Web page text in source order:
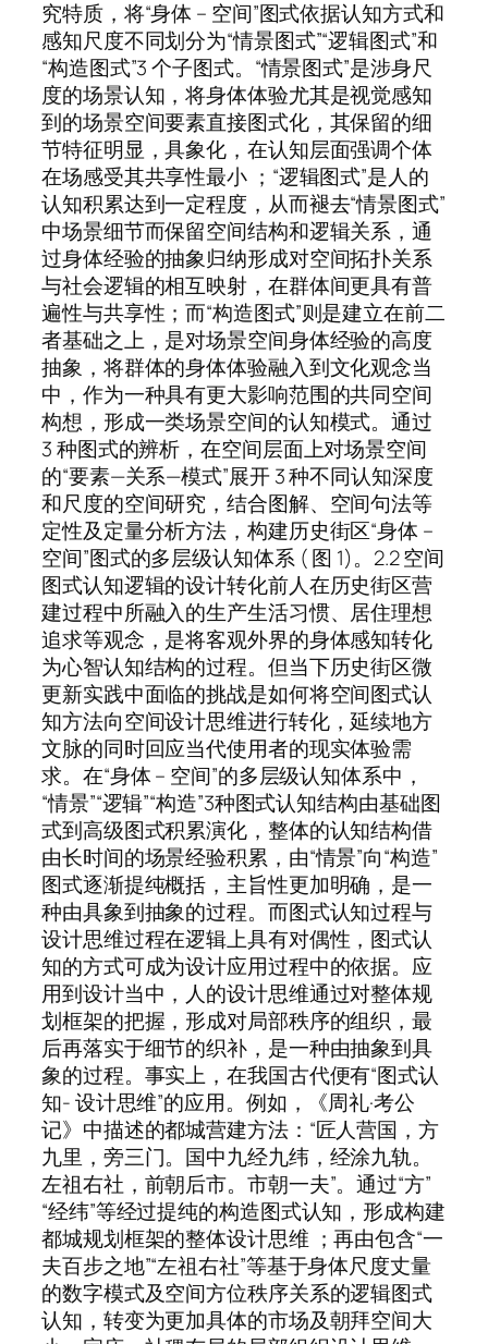
究特质，将“身体 – 空间”图式依据认知方式和
感知尺度不同划分为“情景图式”“逻辑图式”和
“构造图式”3 个子图式。“情景图式”是涉身尺
度的场景认知，将身体体验尤其是视觉感知
到的场景空间要素直接图式化，其保留的细
节特征明显，具象化，在认知层面强调个体
在场感受其共享性最小 ；“逻辑图式”是人的
认知积累达到一定程度，从而褪去“情景图式”
中场景细节而保留空间结构和逻辑关系，通
过身体经验的抽象归纳形成对空间拓扑关系
与社会逻辑的相互映射，在群体间更具有普
遍性与共享性；而“构造图式”则是建立在前二
者基础之上，是对场景空间身体经验的高度
抽象，将群体的身体体验融入到文化观念当
中，作为一种具有更大影响范围的共同空间
构想，形成一类场景空间的认知模式。通过
3 种图式的辨析，在空间层面上对场景空间
的“要素—关系—模式”展开 3 种不同认知深度
和尺度的空间研究，结合图解、空间句法等
定性及定量分析方法，构建历史街区“身体 –
空间”图式的多层级认知体系 ( 图 1)。2.2 空间
图式认知逻辑的设计转化前人在历史街区营
建过程中所融入的生产生活习惯、居住理想
追求等观念，是将客观外界的身体感知转化
为心智认知结构的过程。但当下历史街区微
更新实践中面临的挑战是如何将空间图式认
知方法向空间设计思维进行转化，延续地方
文脉的同时回应当代使用者的现实体验需
求。在“身体 – 空间”的多层级认知体系中，
“情景”“逻辑”“构造”3种图式认知结构由基础图
式到高级图式积累演化，整体的认知结构借
由长时间的场景经验积累，由“情景”向“构造”
图式逐渐提纯概括，主旨性更加明确，是一
种由具象到抽象的过程。而图式认知过程与
设计思维过程在逻辑上具有对偶性，图式认
知的方式可成为设计应用过程中的依据。应
用到设计当中，人的设计思维通过对整体规
划框架的把握，形成对局部秩序的组织，最
后再落实于细节的织补，是一种由抽象到具
象的过程。事实上，在我国古代便有“图式认
知- 设计思维”的应用。例如，《周礼·考公
记》中描述的都城营建方法：“匠人营国，方
九里，旁三门。国中九经九纬，经涂九轨。
左祖右社，前朝后市。市朝一夫”。通过“方”
“经纬”等经过提纯的构造图式认知，形成构建
都城规划框架的整体设计思维 ；再由包含“一
夫百步之地”“左祖右社”等基于身体尺度丈量
的数字模式及空间方位秩序关系的逻辑图式
认知，转变为更加具体的市场及朝拜空间大